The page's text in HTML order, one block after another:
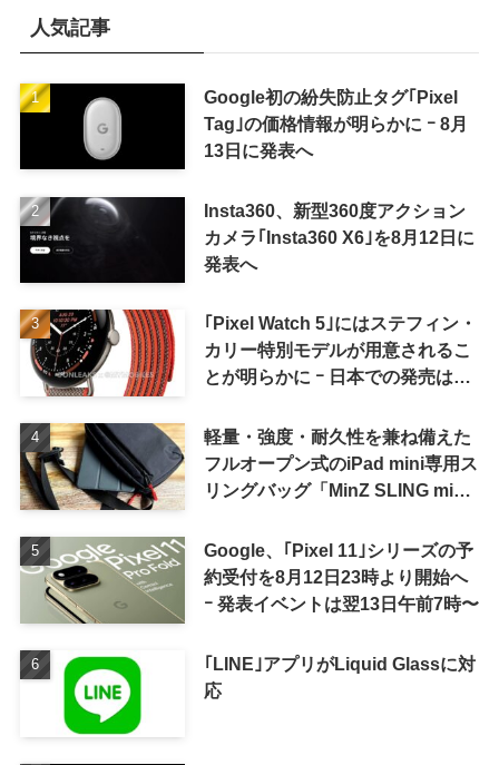
人気記事
Google初の紛失防止タグ｢Pixel
Tag｣の価格情報が明らかに ｰ 8月
13日に発表へ
Insta360、新型360度アクション
カメラ｢Insta360 X6｣を8月12日に
発表へ
｢Pixel Watch 5｣にはステフィン・
カリー特別モデルが用意されるこ
とが明らかに ｰ 日本での発売は期
軽量・強度・耐久性を兼ね備えた
フルオープン式のiPad mini専用ス
リングバッグ「MinZ SLING mini
Google、｢Pixel 11｣シリーズの予
約受付を8月12日23時より開始へ
ｰ 発表イベントは翌13日午前7時〜
｢LINE｣アプリがLiquid Glassに対
応